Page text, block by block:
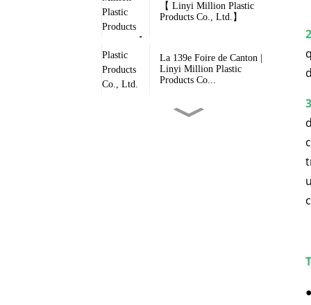
【 Linyi Million Plastic
Products Co., Ltd.】
La 139e Foire de Canton |
Linyi Million Plastic
Products Co...
●